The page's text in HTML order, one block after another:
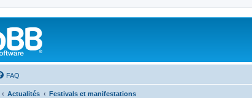
FAQ
Actualités Festivals et manifestations